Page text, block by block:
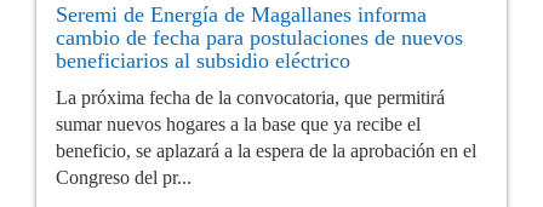
Seremi de Energía de Magallanes informa
cambio de fecha para postulaciones de nuevos
beneficiarios al subsidio eléctrico
La próxima fecha de la convocatoria, que permitirá
sumar nuevos hogares a la base que ya recibe el
beneficio, se aplazará a la espera de la aprobación en el
Congreso del pr...